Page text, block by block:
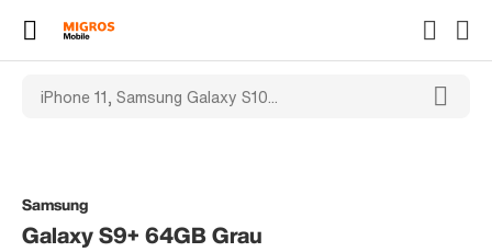
Samsung
Galaxy S9+ 64GB Grau